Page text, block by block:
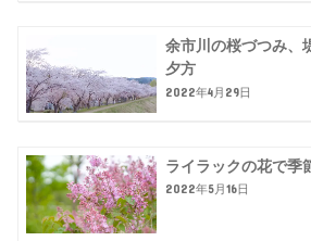
余市川の桜づつみ、
夕方
2022年4月29日
ライラックの花で季
2022年5月16日